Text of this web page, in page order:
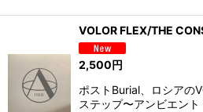
VOLOR FLEX/THE
2,500円
ポストBurial、ロシアの
ステップ〜アンビエン